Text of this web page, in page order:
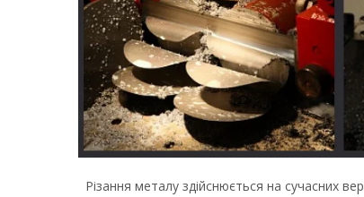
Різання металу здійснюється на сучасних